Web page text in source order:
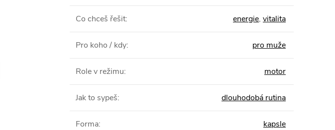
Co chceš řešit: energie, vitalita
Pro koho / kdy: pro muže
Role v režimu: motor
Jak to sypeš: dlouhodobá rutina
Forma: kapsle